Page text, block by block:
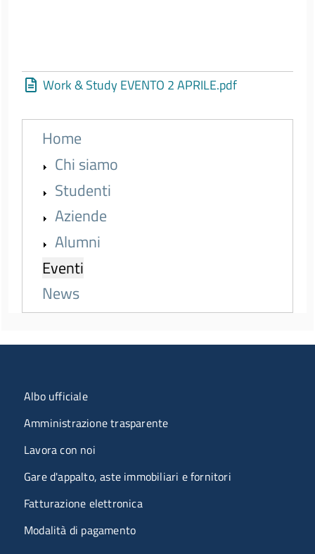
Work & Study EVENTO 2 APRILE.pdf
Menu principale - voci espandibili -
Home
Chi siamo
Studenti
Aziende
Alumni
Eventi
News
Menu organizzazione
Albo ufficiale
Amministrazione trasparente
Lavora con noi
Gare d'appalto, aste immobiliari e fornitori
Fatturazione elettronica
Modalità di pagamento